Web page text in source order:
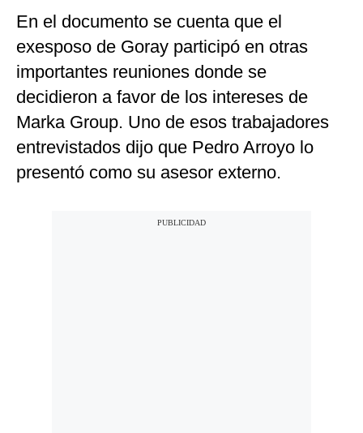
En el documento se cuenta que el
exesposo de Goray participó en otras
importantes reuniones donde se
decidieron a favor de los intereses de
Marka Group. Uno de esos trabajadores
entrevistados dijo que Pedro Arroyo lo
presentó como su asesor externo.